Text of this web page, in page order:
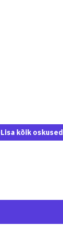
Lisa kõik oskused